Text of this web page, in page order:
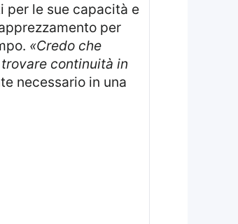
per le sue capacità e
per
«Credo che
continuità in
necessario in una